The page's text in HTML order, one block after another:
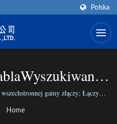
Polska
|
gamy złączy; Łączymy
Home